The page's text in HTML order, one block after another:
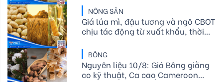
NÔNG SẢN
Giá lúa mì, đậu tương và ngô CBOT
chịu tác động từ xuất khẩu, thời
BÔNG
Nguyên liệu 10/8: Giá Bông giằng
co kỹ thuật, Ca cao Cameroon